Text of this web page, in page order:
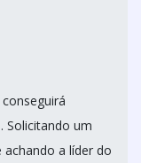
Solicitando um
a líder do